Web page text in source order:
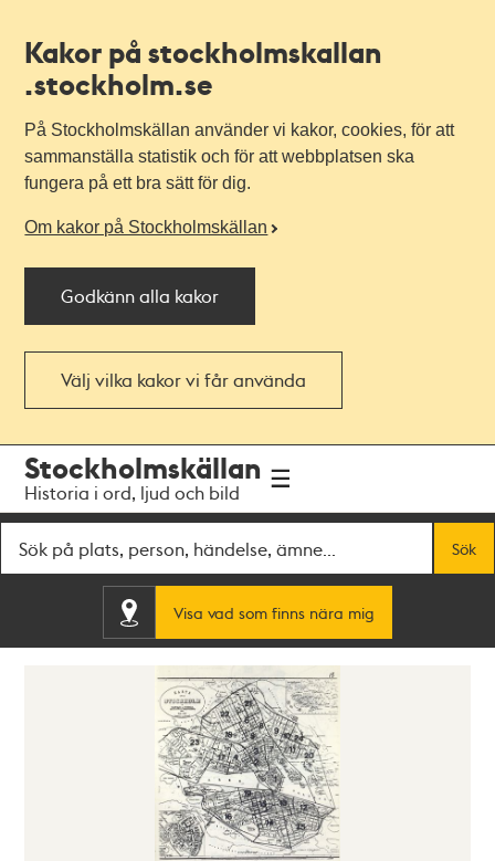
Kakor på stockholmskallan
.stockholm.se
På Stockholmskällan använder vi kakor, cookies, för att
sammanställa statistik och för att webbplatsen ska
fungera på ett bra sätt för dig.
Om kakor på Stockholmskällan
Godkänn alla kakor
Välj vilka kakor vi får använda
navigationen
huvudinnehållet
Stockholmskällan
Historia i ord, ljud och bild
Sök
Visa vad som finns nära mig